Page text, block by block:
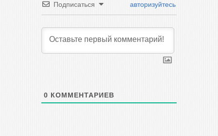
Подписаться авторизуйтесь
0 КОММЕНТАРИЕВ